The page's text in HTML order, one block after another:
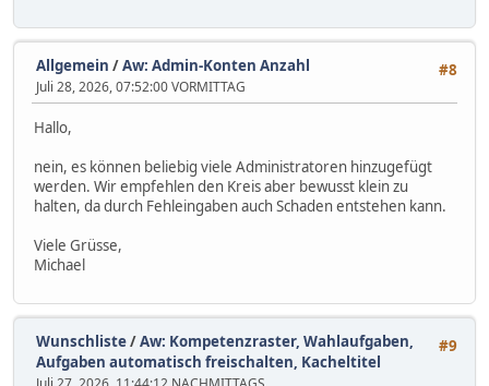
#8
Allgemein /Aw: Admin-Konten Anzahl
Juli 28, 2026, 07:52:00 VORMITTAG
Hallo,
nein, es können beliebig viele Administratoren hinzugefügt
werden. Wir empfehlen den Kreis aber bewusst klein zu
halten, da durch Fehleingaben auch Schaden entstehen kann.
Viele Grüsse,
Michael
#9
Wunschliste/Aw: Kompetenzraster, Wahlaufgaben,
Aufgaben automatisch freischalten, Kacheltitel